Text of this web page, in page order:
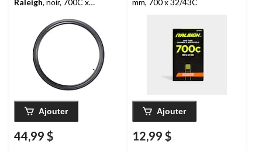
Raleigh, noir, 700C x
Ajouter
44,99 $
mm, 700 x 32/43C
Ajouter
12,99 $